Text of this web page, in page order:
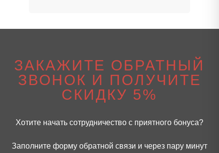
ЗАКАЖИТЕ ОБРАТНЫЙ
ЗВОНОК И ПОЛУЧИТЕ
СКИДКУ 5%
Хотите начать сотрудничество с приятного бонуса?
Заполните форму обратной связи и через пару минут